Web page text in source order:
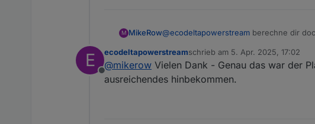
M MikeRow@ecodeltapowerstream berechne dir
E
Offline
ecodeltapowerstreamschrieb am 5. Apr. 2025, 17:02
zuletzt editiert von
@mikerow Vielen Dank - Genau das war der
ausreichendes hinbekommen.